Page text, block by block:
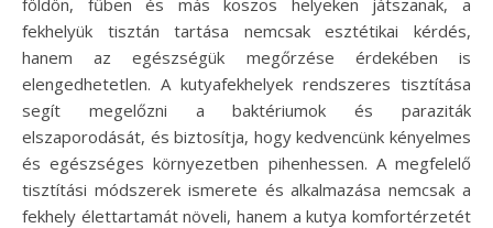
fekhelyük tisztán tartása nemcsak esztétikai kérdés,
hanem az egészségük megőrzése érdekében is
elengedhetetlen. A kutyafekhelyek rendszeres tisztítása
segít megelőzni a baktériumok és paraziták
elszaporodását, és biztosítja, hogy kedvencünk kényelmes
és egészséges környezetben pihenhessen. A megfelelő
tisztítási módszerek ismerete és alkalmazása nemcsak a
fekhely élettartamát növeli, hanem a kutya komfortérzetét